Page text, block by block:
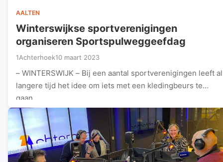
AALTEN
Winterswijkse sportverenigingen
organiseren Sportspulweggeefdag
1Achterhoek10 maart 2023
– WINTERSWIJK – Bij een aantal sportverenigingen leeft al
langere tijd het idee om iets met een kledingbeurs te
gaan…